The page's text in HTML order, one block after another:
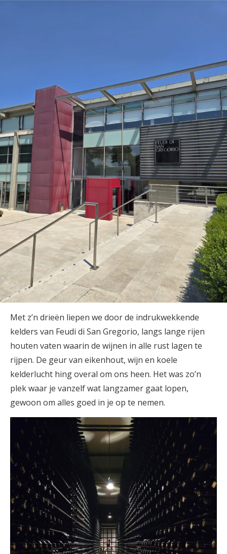
Met z’n drieën liepen we door de indrukwekkende
kelders van Feudi di San Gregorio, langs lange rijen
houten vaten waarin de wijnen in alle rust lagen te
rijpen. De geur van eikenhout, wijn en koele
kelderlucht hing overal om ons heen. Het was zo’n
plek waar je vanzelf wat langzamer gaat lopen,
gewoon om alles goed in je op te nemen.